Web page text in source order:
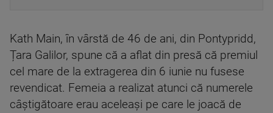
Kath Main, în vârstă de 46 de ani, din Pontypridd,
Țara Galilor, spune că a aflat din presă că premiul
cel mare de la extragerea din 6 iunie nu fusese
revendicat. Femeia a realizat atunci că numerele
câștigătoare erau aceleași pe care le joacă de